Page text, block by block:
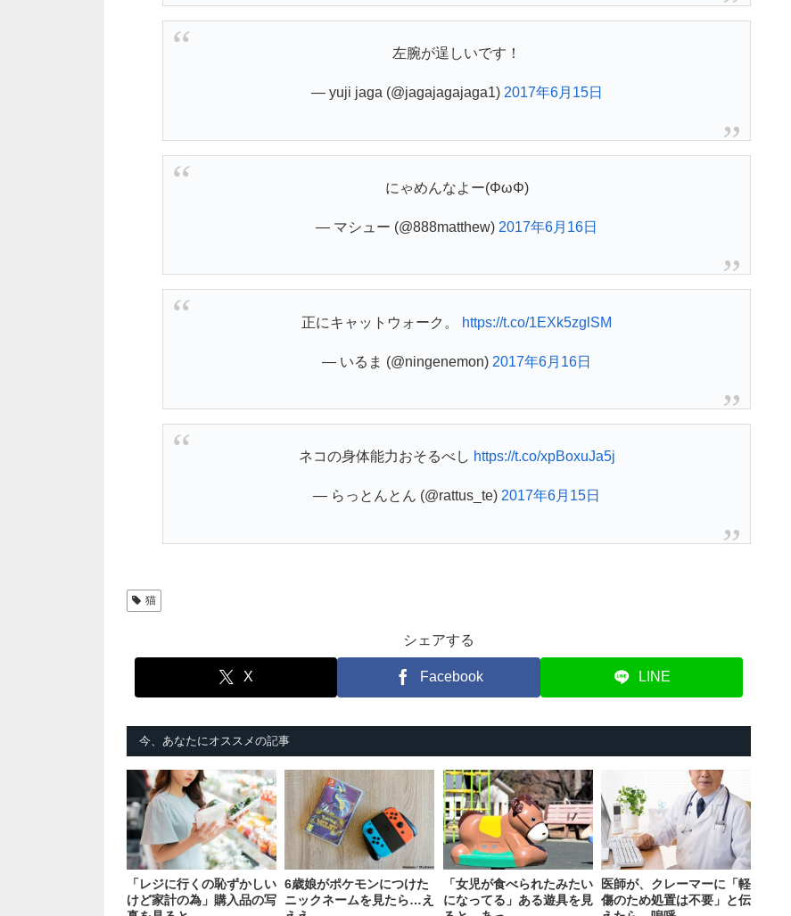
左腕が逞しいです！
— yuji jaga (@jagajagajaga1) 2017年6月15日
にゃめんなよー(ΦωΦ)
— マシュー (@888matthew) 2017年6月16日
正にキャットウォーク。 https://t.co/1EXk5zglSM
— いるま (@ningenemon) 2017年6月16日
ネコの身体能力おそるべし https://t.co/xpBoxuJa5j
— らっとんとん (@rattus_te) 2017年6月15日
猫
シェアする
X Facebook LINE
今、あなたにオススメの記事
「レジに行くの恥ずかしい
けど家計の為」購入品の写
6歳娘がポケモンにつけた
ニックネームを見たら…え
「女児が食べられたみたい
になってる」ある遊具を見
医師が、クレーマーに「軽
傷のため処置は不要」と伝